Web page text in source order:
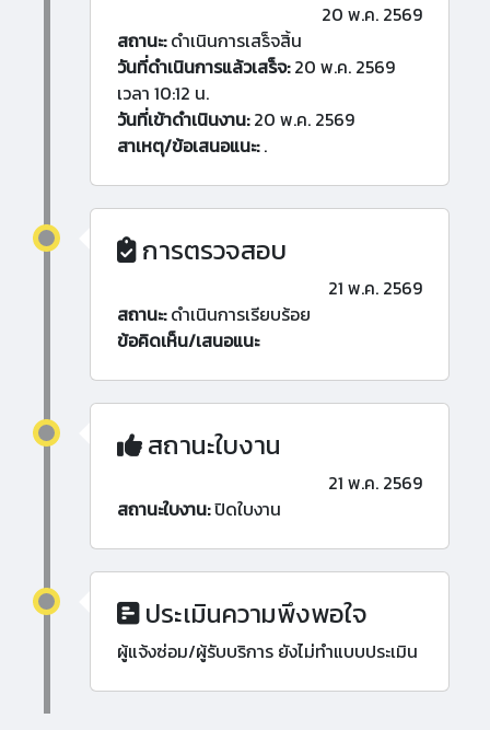
20 พ.ค. 2569
สถานะ:ดำเนินการเสร็จสิ้น
วันที่ดำเนินการแล้วเสร็จ:20 พ.ค. 2569
เวลา 10:12 น.
วันที่เข้าดำเนินงาน:20 พ.ค. 2569
สาเหตุ/ข้อเสนอแนะ:.
การตรวจสอบ
21 พ.ค. 2569
สถานะ:ดำเนินการเรียบร้อย
ข้อคิดเห็น/เสนอแนะ
สถานะใบงาน
21 พ.ค. 2569
สถานะใบงาน:ปิดใบงาน
ประเมินความพึงพอใจ
ผู้แจ้งซ่อม/ผู้รับบริการ ยังไม่ทำแบบประเมิน